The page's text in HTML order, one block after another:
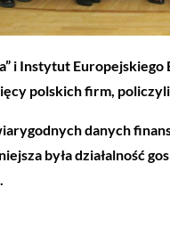
i Instytut
polskich firm,
danych
była działalność